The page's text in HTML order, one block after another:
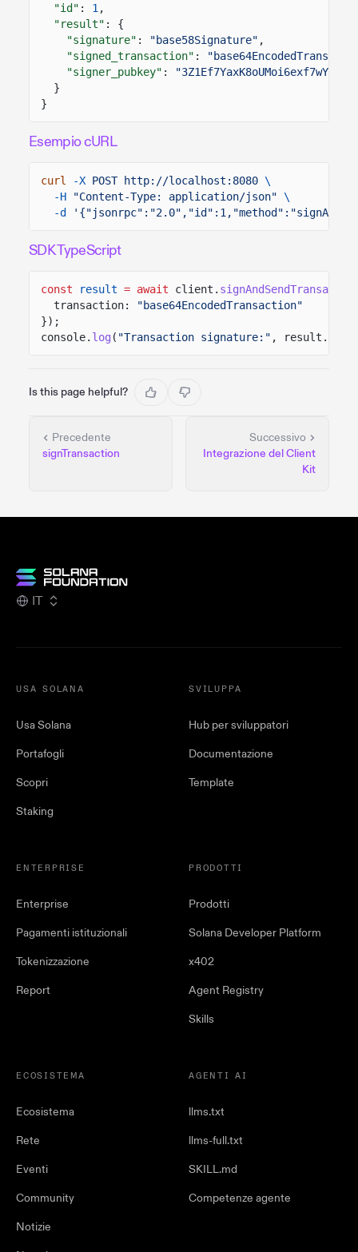
"id" : 1 ,
"result" : {
"signature" : "base58Signature" ,
"signed_transaction" :
"signer_pubkey" :
}
}
Esempio cURL
curl -X POST http://localhost:8080 \
-H
"Content-Type: application/json" \
-d
SDK TypeScript
const result = await client.
transaction:
"base64EncodedTransaction"
});
console. log ( "Transaction signature:" ,
Is this page helpful?
Precedente
signTransaction
Successivo
Integrazione del Client
Kit
IT
USA SOLANA
Usa Solana
Portafogli
Scopri
Staking
SVILUPPA
Hub per sviluppatori
Documentazione
Template
ENTERPRISE
Enterprise
Pagamenti istituzionali
Tokenizzazione
Report
PRODOTTI
Prodotti
Solana Developer Platform
x402
Agent Registry
Skills
ECOSISTEMA
Ecosistema
Rete
Eventi
Community
Notizie
AGENTI AI
llms.txt
llms-full.txt
SKILL.md
Competenze agente